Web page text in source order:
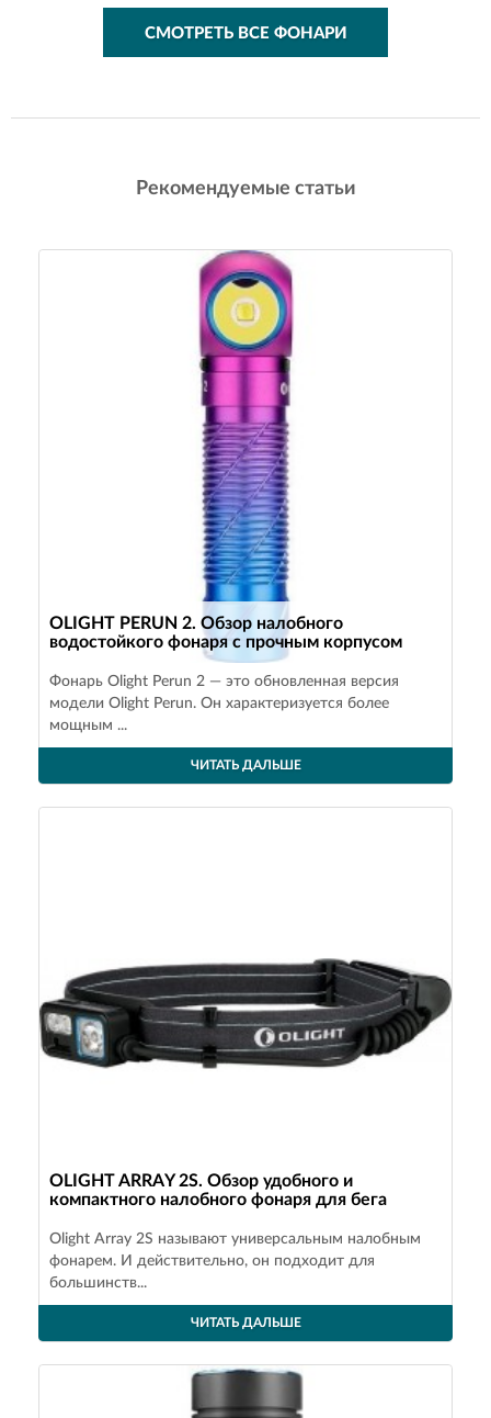
СМОТРЕТЬ ВСЕ ФОНАРИ
Рекомендуемые статьи
OLIGHT PERUN 2. Обзор налобного
водостойкого фонаря с прочным корпусом
Фонарь Olight Perun 2 — это обновленная версия
модели Olight Perun. Он характеризуется более
мощным ...
ЧИТАТЬ ДАЛЬШЕ
OLIGHT ARRAY 2S. Обзор удобного и
компактного налобного фонаря для бега
Olight Array 2S называют универсальным налобным
фонарем. И действительно, он подходит для
большинств...
ЧИТАТЬ ДАЛЬШЕ